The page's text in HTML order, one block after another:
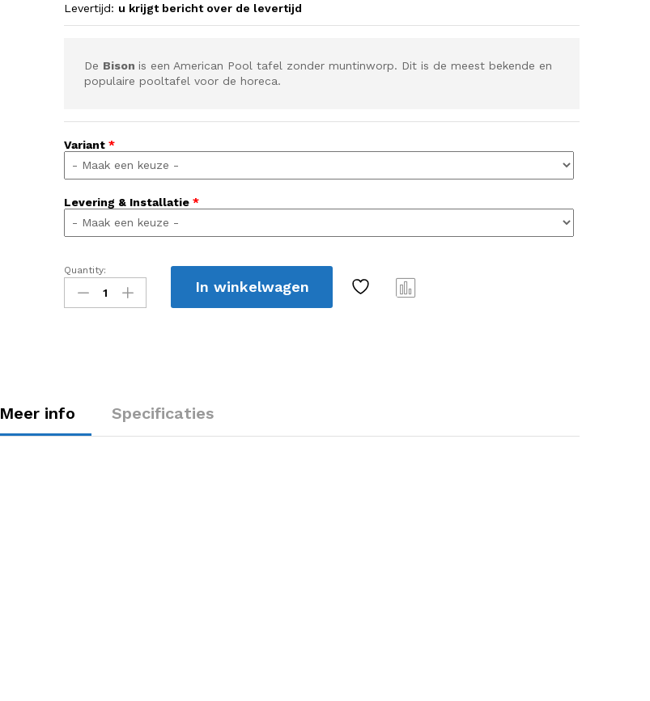
Levertijd: u krijgt bericht over de levertijd
De Bison is een American Pool tafel zonder muntinworp. Dit is de meest bekende en
populaire pooltafel voor de horeca.
*
Variant
*
Levering & Installatie
Bison
Champ
quantity
Quantity:
In winkelwagen
Meer info Specificaties